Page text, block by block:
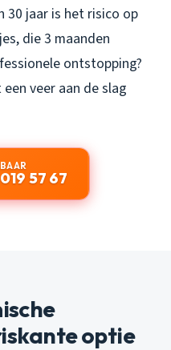
30 jaar is het risico op
die 3 maanden
ontstopping?
veer aan de slag
57 67
optie